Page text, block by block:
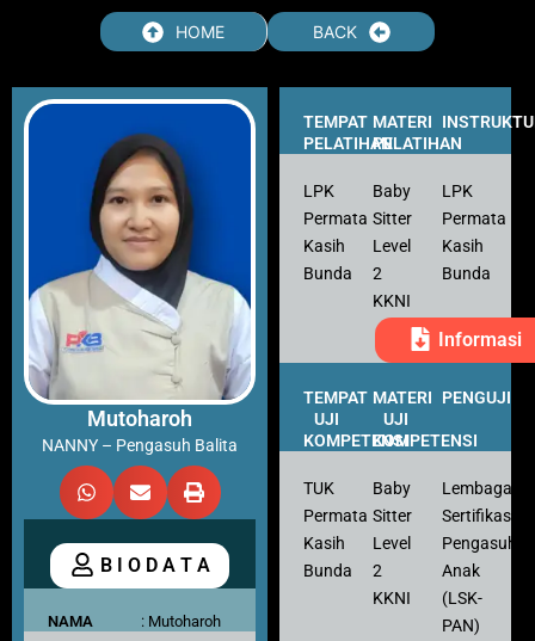
HOME BACK
Mutoharoh
NANNY – Pengasuh Balita
B I O D A T A
NAMA : Mutoharoh
TEMPAT
PELATIHAN
MATERI
PELATIHAN
LPK
Permata
Kasih
Bunda
Baby
Sitter
Level
2
KKNI
LPK
Permata
Kasih
Bunda
Informasi
TEMPAT
UJI
KOMPETENSI
MATERI
UJI
KOMPETENSI
PENGUJI
TUK
Permata
Kasih
Bunda
Baby
Sitter
Level
2
KKNI
Lembaga
Sertifikasi
Pengasuh
Anak
(LSK-
PAN)